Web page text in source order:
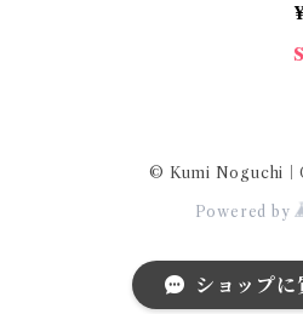
© Kumi Noguchi｜
Powered by
ショップに